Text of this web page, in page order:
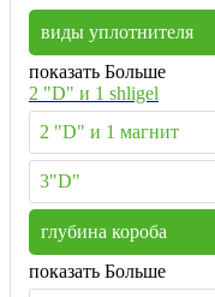
виды уплотнителя
показать Больше
2 "D" и 1 shligel
2 "D" и 1 магнит
3"D"
глубина короба
показать Больше